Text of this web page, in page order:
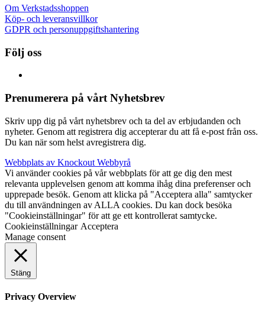
Om Verkstadsshoppen
Köp- och leveransvillkor
GDPR och personuppgiftshantering
Följ oss
Prenumerera på vårt Nyhetsbrev
Skriv upp dig på vårt nyhetsbrev och ta del av erbjudanden och
nyheter. Genom att registrera dig accepterar du att få e-post från oss.
Du kan när som helst avregistrera dig.
Webbplats av Knockout Webbyrå
Vi använder cookies på vår webbplats för att ge dig den mest
relevanta upplevelsen genom att komma ihåg dina preferenser och
upprepade besök. Genom att klicka på "Acceptera alla" samtycker
du till användningen av ALLA cookies. Du kan dock besöka
"Cookieinställningar" för att ge ett kontrollerat samtycke.
Cookieinställningar Acceptera
Manage consent
Stäng
Privacy Overview